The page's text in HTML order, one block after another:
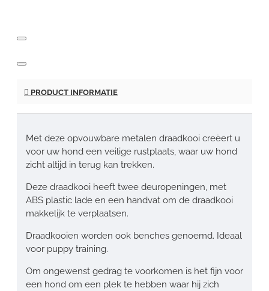
PRODUCT INFORMATIE
Met deze opvouwbare metalen draadkooi creëert u
voor uw hond een veilige rustplaats, waar uw hond
zicht altijd in terug kan trekken.
Deze draadkooi heeft twee deuropeningen, met
ABS plastic lade en een handvat om de draadkooi
makkelijk te verplaatsen.
Draadkooien worden ook benches genoemd. Ideaal
voor puppy training.
Om ongewenst gedrag te voorkomen is het fijn voor
een hond om een plek te hebben waar hij zich